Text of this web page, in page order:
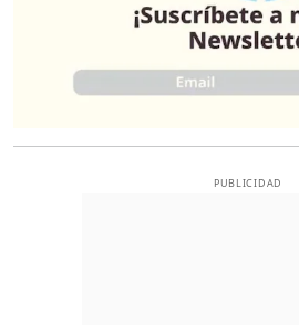
PUBLICIDAD